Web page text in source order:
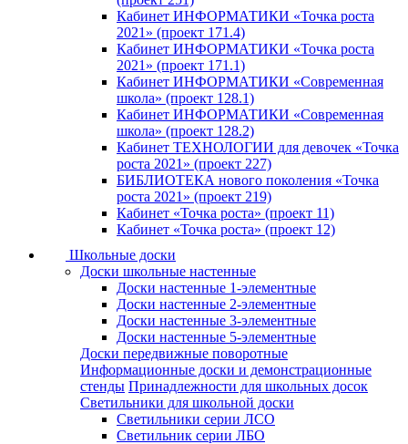
Кабинет ИНФОРМАТИКИ «Точка роста
2021» (проект 171.4)
Кабинет ИНФОРМАТИКИ «Точка роста
2021» (проект 171.1)
Кабинет ИНФОРМАТИКИ «Современная
школа» (проект 128.1)
Кабинет ИНФОРМАТИКИ «Современная
школа» (проект 128.2)
Кабинет ТЕХНОЛОГИИ для девочек «Точка
роста 2021» (проект 227)
БИБЛИОТЕКА нового поколения «Точка
роста 2021» (проект 219)
Кабинет «Точка роста» (проект 11)
Кабинет «Точка роста» (проект 12)
Школьные доски
Доски школьные настенные
Доски настенные 1-элементные
Доски настенные 2-элементные
Доски настенные 3-элементные
Доски настенные 5-элементные
Доски передвижные поворотные
Информационные доски и демонстрационные
стенды Принадлежности для школьных досок
Светильники для школьной доски
Светильники серии ЛСО
Светильник серии ЛБО